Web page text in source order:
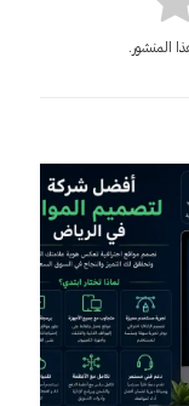
المنشور.